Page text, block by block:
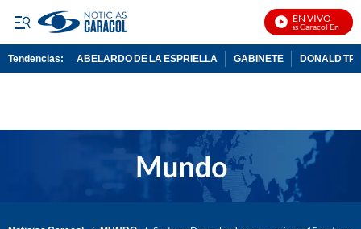
EN VIVO
Noticias Caracol En Vivo
Tendencias: ABELARDO DE LA ESPRIELLA GABINETE DONALD